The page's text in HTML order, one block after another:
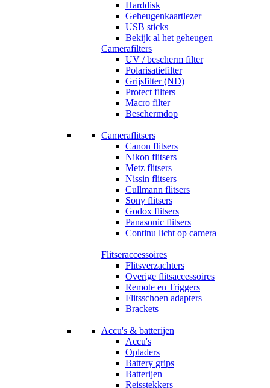
Harddisk
Geheugenkaartlezer
USB sticks
Bekijk al het geheugen
Camerafilters
UV / bescherm filter
Polarisatiefilter
Grijsfilter (ND)
Protect filters
Macro filter
Beschermdop
Cameraflitsers
Canon flitsers
Nikon flitsers
Metz flitsers
Nissin flitsers
Cullmann flitsers
Sony flitsers
Godox flitsers
Panasonic flitsers
Continu licht op camera
Flitseraccessoires
Flitsverzachters
Overige flitsaccessoires
Remote en Triggers
Flitsschoen adapters
Brackets
Accu's & batterijen
Accu's
Opladers
Battery grips
Batterijen
Reisstekkers